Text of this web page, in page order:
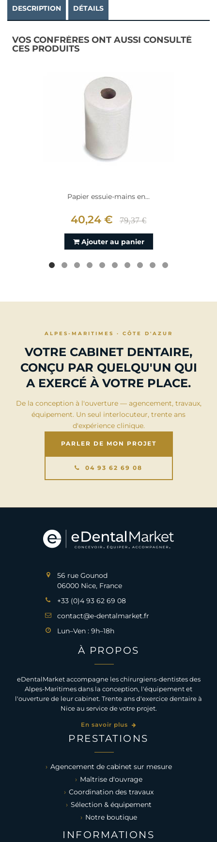
DESCRIPTION DÉTAILS
VOS CONFRÈRES ONT AUSSI CONSULTÉ
CES PRODUITS
Papier essuie-mains en...
40,24 € 79,37 €
Ajouter au panier
ALPES-MARITIMES · CÔTE D'AZUR
VOTRE CABINET DENTAIRE,
CONÇU PAR QUELQU'UN QUI
A EXERCÉ À VOTRE PLACE.
De la conception à l'ouverture — agencement, travaux,
équipement. Un seul interlocuteur, trente ans
d'expérience clinique.
PARLER DE MON PROJET
04 93 62 69 08
56 rue Gounod
06000 Nice, France
+33 (0)4 93 62 69 08
contact@e-dentalmarket.fr
Lun–Ven : 9h–18h
À PROPOS
eDentalMarket accompagne les chirurgiens-dentistes des
Alpes-Maritimes dans la conception, l'équipement et
l'ouverture de leur cabinet. Trente ans d'exercice dentaire à
Nice au service de votre projet.
En savoir plus
PRESTATIONS
Agencement de cabinet sur mesure
Maîtrise d'ouvrage
Coordination des travaux
Sélection & équipement
Notre boutique
INFORMATIONS